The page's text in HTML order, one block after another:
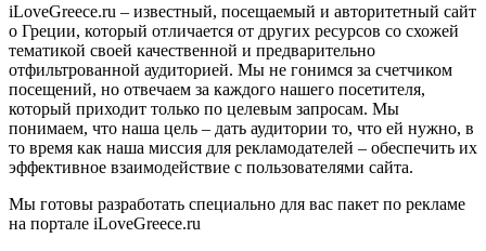
iLoveGreece.ru – известный, посещаемый и авторитетный сайт
о Греции, который отличается от других ресурсов со схожей
тематикой своей качественной и предварительно
отфильтрованной аудиторией. Мы не гонимся за счетчиком
посещений, но отвечаем за каждого нашего посетителя,
который приходит только по целевым запросам. Мы
понимаем, что наша цель – дать аудитории то, что ей нужно, в
то время как наша миссия для рекламодателей – обеспечить их
эффективное взаимодействие с пользователями сайта.
Мы готовы разработать специально для вас пакет по рекламе
на портале iLoveGreece.ru